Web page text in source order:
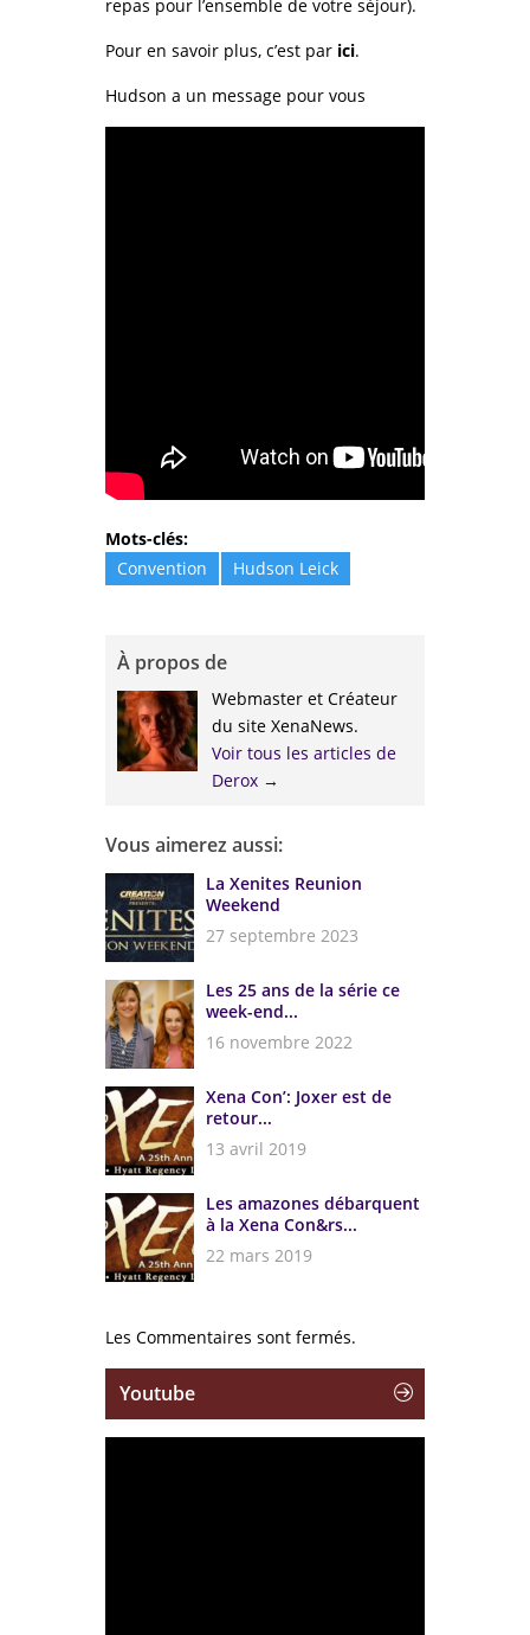
repas pour l’ensemble de votre séjour).
Pour en savoir plus, c’est par ici.
Hudson a un message pour vous
Mots-clés:
Convention
Hudson Leick
À propos de
Webmaster et Créateur
du site XenaNews.
Voir tous les articles de
Derox →
Vous aimerez aussi:
La Xenites Reunion
Weekend
27 septembre 2023
Les 25 ans de la série ce
week-end...
16 novembre 2022
Xena Con’: Joxer est de
retour...
13 avril 2019
Les amazones débarquent
à la Xena Con&rs...
22 mars 2019
Les Commentaires sont fermés.
Youtube